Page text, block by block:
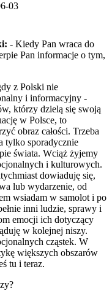
03
- Kiedy Pan wraca do
Pan informacje o tym,
z Polski nie
i informacyjny -
którzy dzielą się swoją
w Polsce, to
obraz całości. Trzeba
tylko sporadycznie
świata. Wciąż żyjemy
i kulturowych.
dowiaduję się,
lub wydarzenie, od
wsiadam w samolot i po
inni ludzie, sprawy i
emocji ich dotyczący
w kolejnej niszy.
cząstek. W
większych obszarów
tu i teraz.